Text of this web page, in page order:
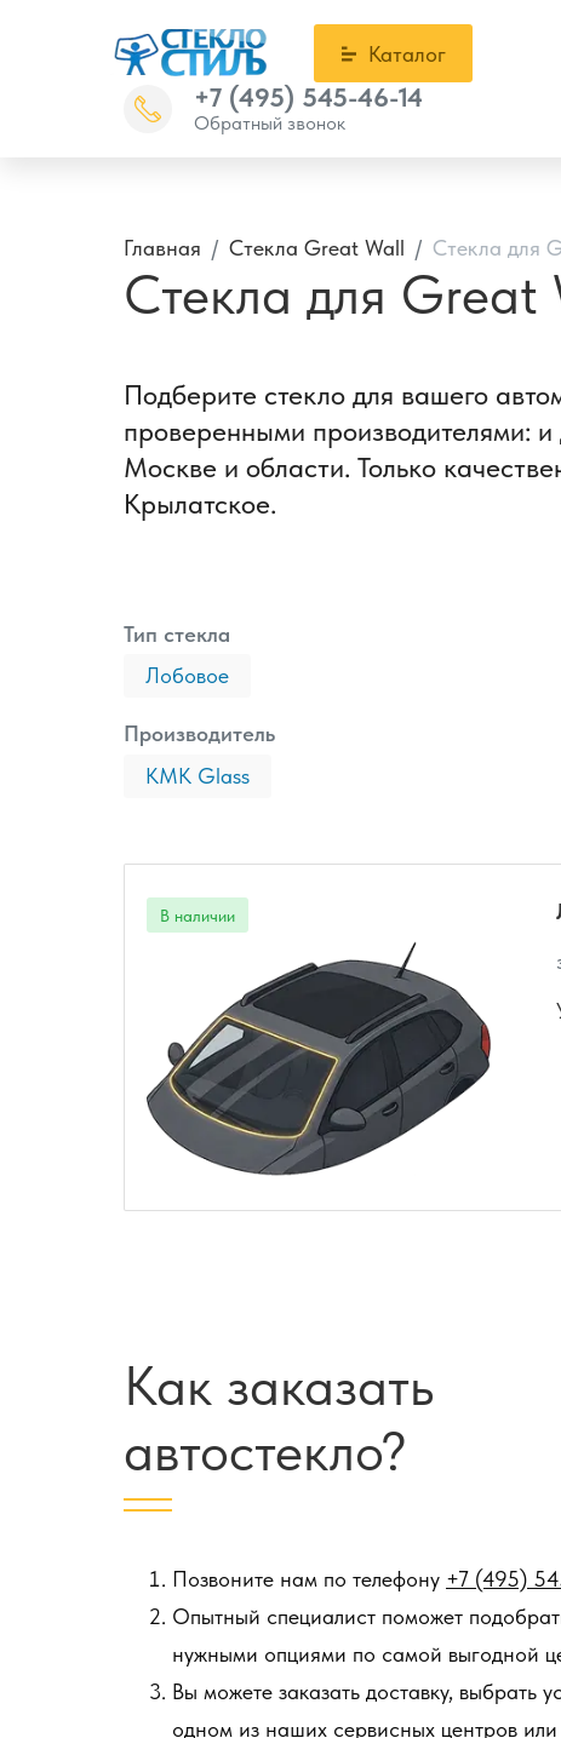
Каталог
+7 (495) 545-46-14
Обратный звонок
Главная Стекла Great Wall Стекла для
Стекла для Great
Подберите стекло для вашего
проверенными производителями:
Москве и области. Только
Крылатское.
Тип стекла
Лобовое
Производитель
КМК Glass
Как заказать
автостекло?
Позвоните нам по телефону +7 (495)
Опытный специалист поможет
нужными опциями по самой выгодной
Вы можете заказать доставку, выбрать
одном из наших сервисных центров или